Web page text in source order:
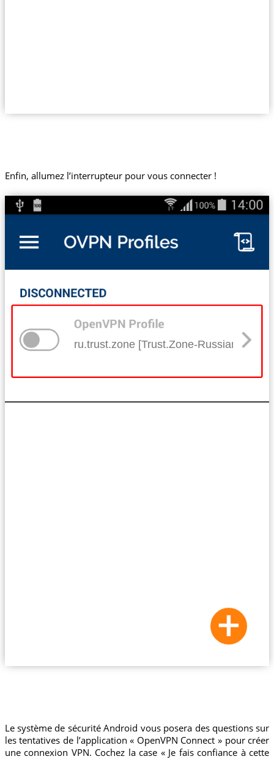
Enfin, allumez l’interrupteur pour vous connecter !
ru.trust.zone [Trust.Zone-Russian-
Le système de sécurité Android vous posera des questions sur
les tentatives de l’application « OpenVPN Connect » pour créer
une connexion VPN. Cochez la case « Je fais confiance à cette